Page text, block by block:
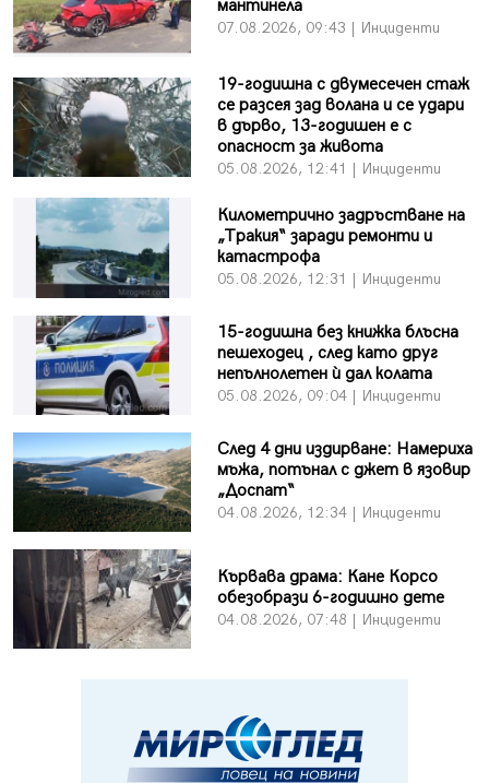
мантинела
07.08.2026, 09:43 | Инциденти
19-годишна с двумесечен стаж
се разсея зад волана и се удари
в дърво, 13-годишен е с
опасност за живота
05.08.2026, 12:41 | Инциденти
Километрично задръстване на
„Тракия“ заради ремонти и
катастрофа
05.08.2026, 12:31 | Инциденти
15-годишна без книжка блъсна
пешеходец , след като друг
непълнолетен ѝ дал колата
05.08.2026, 09:04 | Инциденти
След 4 дни издирване: Намериха
мъжа, потънал с джет в язовир
„Доспат“
04.08.2026, 12:34 | Инциденти
Кървава драма: Кане Корсо
обезобрази 6-годишно дете
04.08.2026, 07:48 | Инциденти